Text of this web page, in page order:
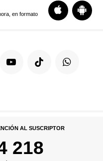
en formato
AL SUSCRIPTOR
218